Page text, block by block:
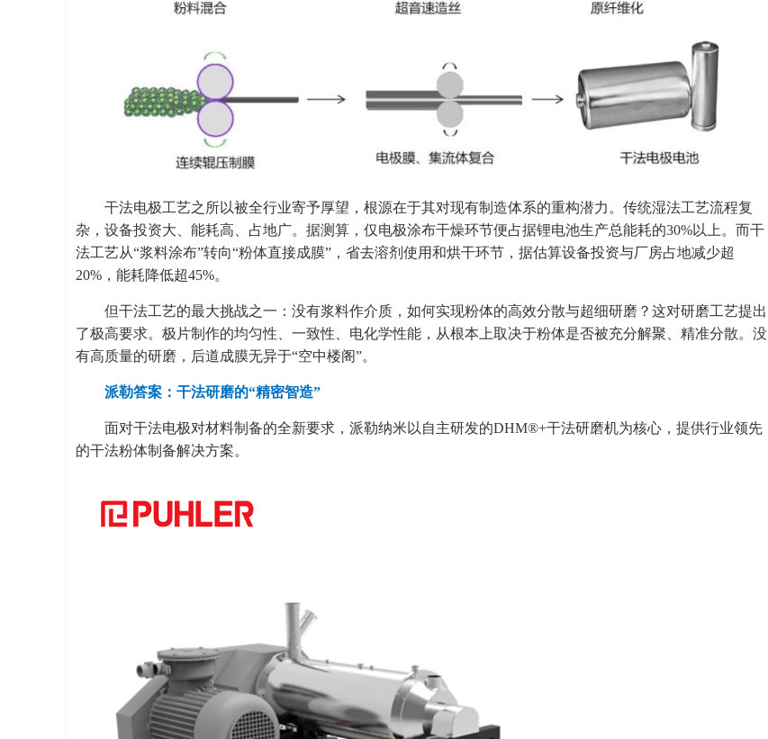
干法电极工艺之所以被全行业寄予厚望，根源在于其对现有制造体系的重构潜力。传统湿法工艺流程复
杂，设备投资大、能耗高、占地广。据测算，仅电极涂布干燥环节便占据锂电池生产总能耗的30%以上。而干
法工艺从“浆料涂布”转向“粉体直接成膜”，省去溶剂使用和烘干环节，据估算设备投资与厂房占地减少超
20%，能耗降低超45%。
但干法工艺的最大挑战之一：没有浆料作介质，如何实现粉体的高效分散与超细研磨？这对研磨工艺提出
了极高要求。极片制作的均匀性、一致性、电化学性能，从根本上取决于粉体是否被充分解聚、精准分散。没
有高质量的研磨，后道成膜无异于“空中楼阁”。
派勒答案：干法研磨的“精密智造”
面对干法电极对材料制备的全新要求，派勒纳米以自主研发的DHM®+干法研磨机为核心，提供行业领先
的干法粉体制备解决方案。